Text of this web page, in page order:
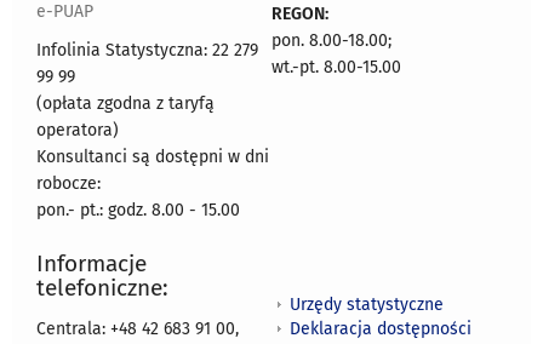
e-PUAP
Infolinia Statystyczna: 22 279
99 99
(opłata zgodna z taryfą
operatora)
Konsultanci są dostępni w dni
robocze:
pon.- pt.: godz. 8.00 - 15.00
REGON:
pon. 8.00-18.00;
wt.-pt. 8.00-15.00
Informacje
telefoniczne:
Centrala: +48 42 683 91 00,
Urzędy statystyczne
Deklaracja dostępności